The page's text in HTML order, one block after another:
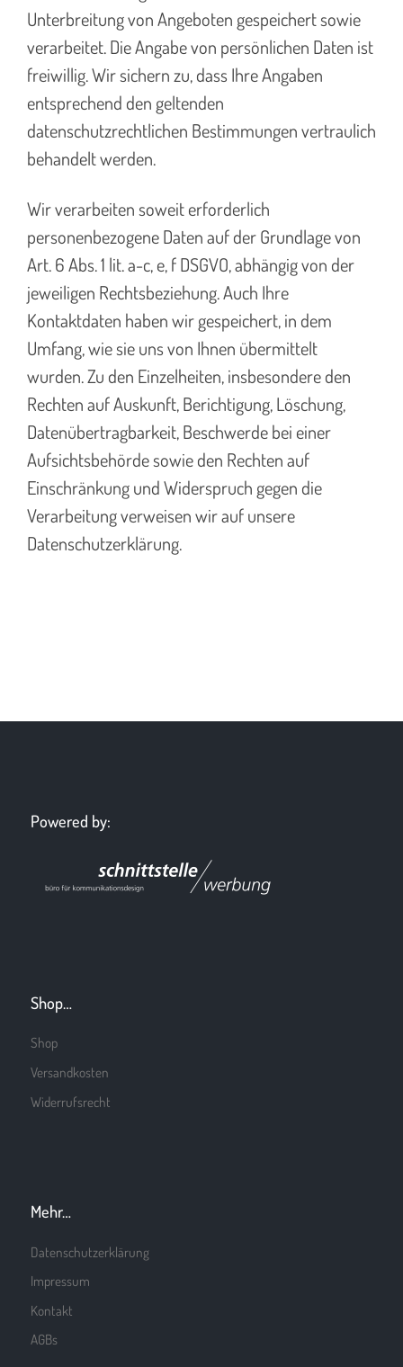
Unterbreitung von Angeboten gespeichert sowie
verarbeitet. Die Angabe von persönlichen Daten ist
freiwillig. Wir sichern zu, dass Ihre Angaben
entsprechend den geltenden
datenschutzrechtlichen Bestimmungen vertraulich
behandelt werden.
Wir verarbeiten soweit erforderlich
personenbezogene Daten auf der Grundlage von
Art. 6 Abs. 1 lit. a-c, e, f DSGVO, abhängig von der
jeweiligen Rechtsbeziehung. Auch Ihre
Kontaktdaten haben wir gespeichert, in dem
Umfang, wie sie uns von Ihnen übermittelt
wurden. Zu den Einzelheiten, insbesondere den
Rechten auf Auskunft, Berichtigung, Löschung,
Datenübertragbarkeit, Beschwerde bei einer
Aufsichtsbehörde sowie den Rechten auf
Einschränkung und Widerspruch gegen die
Verarbeitung verweisen wir auf unsere
Datenschutzerklärung.
Powered by:
Shop…
Shop
Versandkosten
Widerrufsrecht
Mehr…
Datenschutzerklärung
Impressum
Kontakt
AGBs